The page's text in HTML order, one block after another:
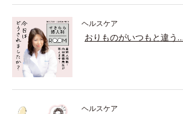
ヘルスケア
おりものがいつもと違う
ヘルスケア